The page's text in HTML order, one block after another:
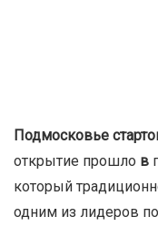
Подмосковье
открытие прошло в
который
одним из лидеров